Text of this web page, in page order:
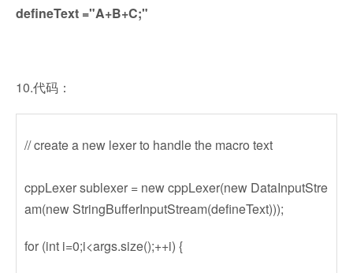
defineText ="A+B+C;"
10.代码：
// create a new lexer to handle the macro text
cppLexer sublexer = new cppLexer(new DataInputStre
am(new StringBufferInputStream(defineText)));
for (int i=0;i<args.size();++i) {